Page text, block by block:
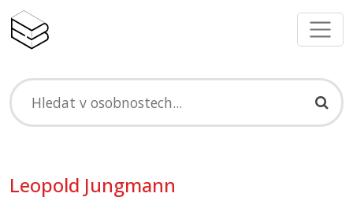
Leopold Jungmann